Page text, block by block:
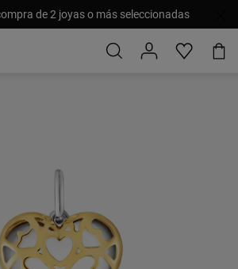
de 2 joyas o más seleccionadas